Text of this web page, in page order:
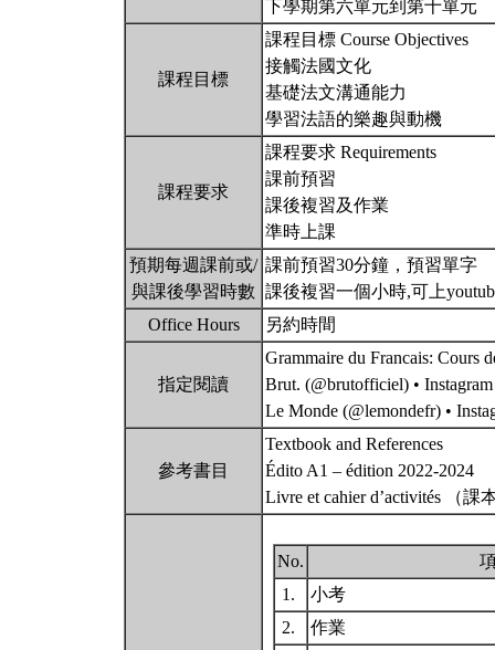
下學期第六單元到第十單元
課程目標
課程目標 Course Objectives
接觸法國文化
基礎法文溝通能力
學習法語的樂趣與動機
課程要求
課程要求 Requirements
課前預習
課後複習及作業
準時上課
預期每週課前或/
與課後學習時數
課前預習30分鐘，預習單字
課後複習一個小時,可上
Office Hours
另約時間
指定閱讀
Grammaire du Francais: Cours
Brut. (@brutofficiel) • Instagram
Le Monde (@lemondefr) •
參考書目
Textbook and References
Édito A1 – édition 2022-2024
Livre et cahier d’activités （
No.
1.
小考
2.
作業